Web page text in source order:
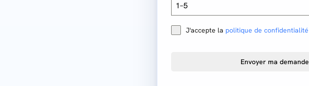
3
1–5
J'accepte la politique de confidentialité
Envoyer ma demande